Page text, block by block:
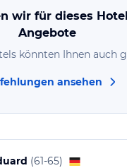
für englische
wir für dieses
Angebote
könnten Ihnen auch
ansehen
(61-65)